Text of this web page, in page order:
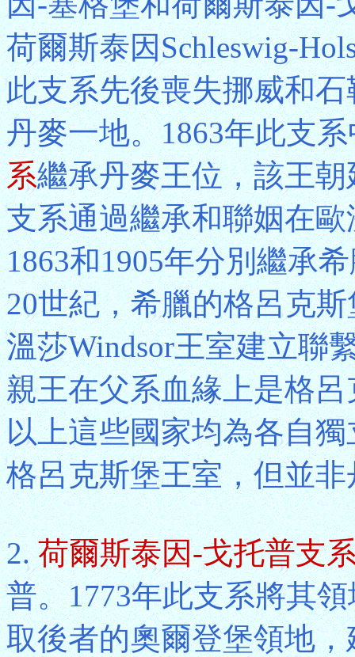
荷爾斯泰因Schleswig-
此支系先後喪失挪威和
丹麥一地。1863年此支
系繼承丹麥王位，該王
支系通過繼承和聯姻在
1863和1905年分別繼承
20世紀，希臘的格呂克
溫莎Windsor王室建立聯
親王在父系血緣上是格
以上這些國家均為各自
格呂克斯堡王室，但並
2.荷爾斯泰因-戈托普支
普。1773年此支系將其
取後者的奧爾登堡領地